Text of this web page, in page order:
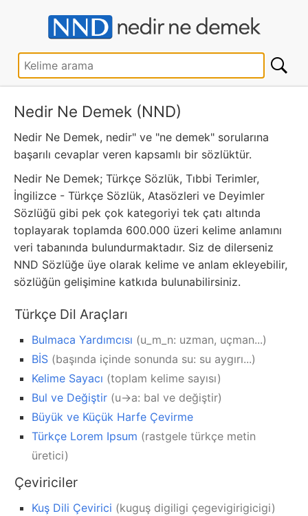
Nedir Ne Demek (NND)
Nedir Ne Demek, nedir" ve "ne demek" sorularına
başarılı cevaplar veren kapsamlı bir sözlüktür.
Nedir Ne Demek; Türkçe Sözlük, Tıbbi Terimler,
İngilizce - Türkçe Sözlük, Atasözleri ve Deyimler
Sözlüğü gibi pek çok kategoriyi tek çatı altında
toplayarak toplamda 600.000 üzeri kelime anlamını
veri tabanında bulundurmaktadır. Siz de dilerseniz
NND Sözlüğe üye olarak kelime ve anlam ekleyebilir,
sözlüğün gelişimine katkıda bulunabilirsiniz.
Türkçe Dil Araçları
Bulmaca Yardımcısı (u_m_n: uzman, uçman...)
BİS (başında içinde sonunda su: su aygırı...)
Kelime Sayacı (toplam kelime sayısı)
Bul ve Değiştir (u->a: bal ve değiştir)
Büyük ve Küçük Harfe Çevirme
Türkçe Lorem Ipsum (rastgele türkçe metin
üretici)
Çeviriciler
Kuş Dili Çevirici (kuguş digiligi çegevigirigicigi)